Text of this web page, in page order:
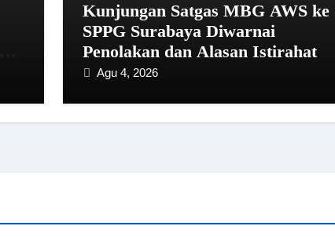
Kunjungan Satgas MBG AWS ke
SPPG Surabaya Diwarnai
Penolakan dan Alasan Istirahat
Agu 4, 2026